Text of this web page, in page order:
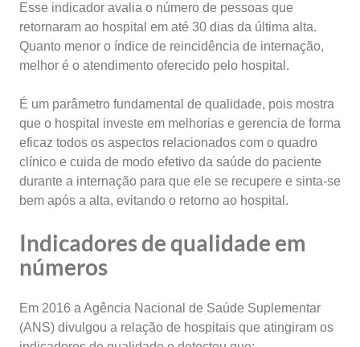
Esse indicador avalia o número de pessoas que
retornaram ao hospital em até 30 dias da última alta.
Quanto menor o índice de reincidência de internação,
melhor é o atendimento oferecido pelo hospital.
É um parâmetro fundamental de qualidade, pois mostra
que o hospital investe em melhorias e gerencia de forma
eficaz todos os aspectos relacionados com o quadro
clínico e cuida de modo efetivo da saúde do paciente
durante a internação para que ele se recupere e sinta-se
bem após a alta, evitando o retorno ao hospital.
Indicadores de qualidade em
números
Em 2016 a Agência Nacional de Saúde Suplementar
(ANS) divulgou a relação de hospitais que atingiram os